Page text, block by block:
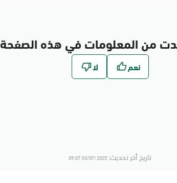
من المعلومات في هذه الصفحة
تاريخ أخر تحديث: 30/07/2025 09:07